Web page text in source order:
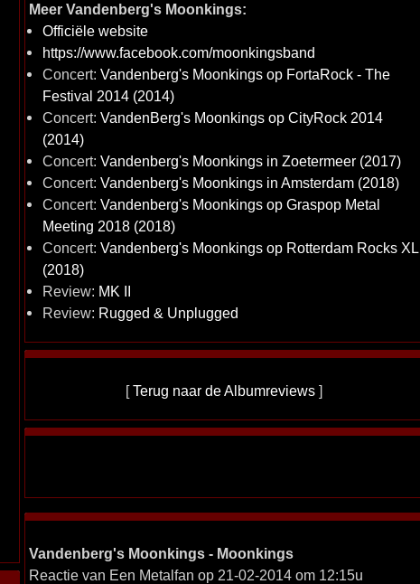
Meer Vandenberg's Moonkings:
Officiële website
https://www.facebook.com/moonkingsband
Concert: Vandenberg's Moonkings op FortaRock - The
Festival 2014 (2014)
Concert: VandenBerg's Moonkings op CityRock 2014
(2014)
Concert: Vandenberg's Moonkings in Zoetermeer (2017)
Concert: Vandenberg's Moonkings in Amsterdam (2018)
Concert: Vandenberg's Moonkings op Graspop Metal
Meeting 2018 (2018)
Concert: Vandenberg's Moonkings op Rotterdam Rocks XL
(2018)
Review: MK II
Review: Rugged & Unplugged
[Terug naar de Albumreviews ]
Vandenberg's Moonkings - Moonkings
Reactie van Een Metalfan op 21-02-2014 om 12:15u